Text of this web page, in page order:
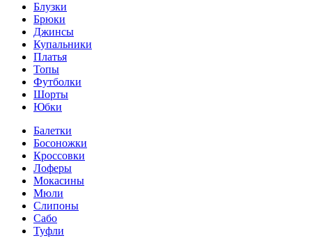
Блузки
Брюки
Джинсы
Купальники
Платья
Топы
Футболки
Шорты
Юбки
Балетки
Босоножки
Кроссовки
Лоферы
Мокасины
Мюли
Слипоны
Сабо
Туфли